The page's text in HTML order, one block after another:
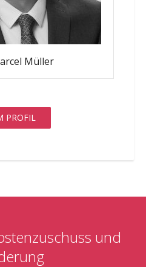
Müller
PROFIL
und